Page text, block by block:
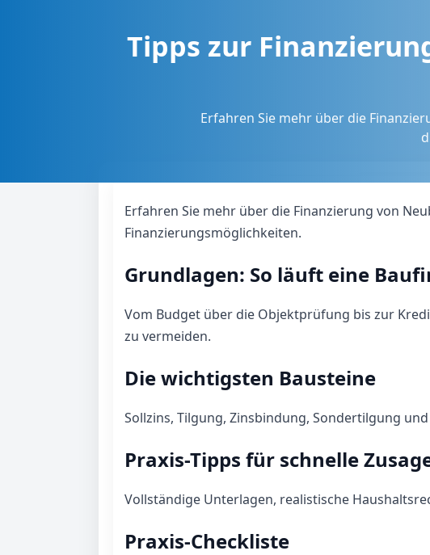
Tipps zur
Erfahren Sie mehr über die
Erfahren Sie mehr über die Finanzierung von
Finanzierungsmöglichkeiten.
Grundlagen: So läuft eine
Vom Budget über die Objektprüfung bis zur
zu vermeiden.
Die wichtigsten Bausteine
Sollzins, Tilgung, Zinsbindung, Sondertilgung
Praxis-Tipps für schnelle
Vollständige Unterlagen, realistische
Praxis-Checkliste